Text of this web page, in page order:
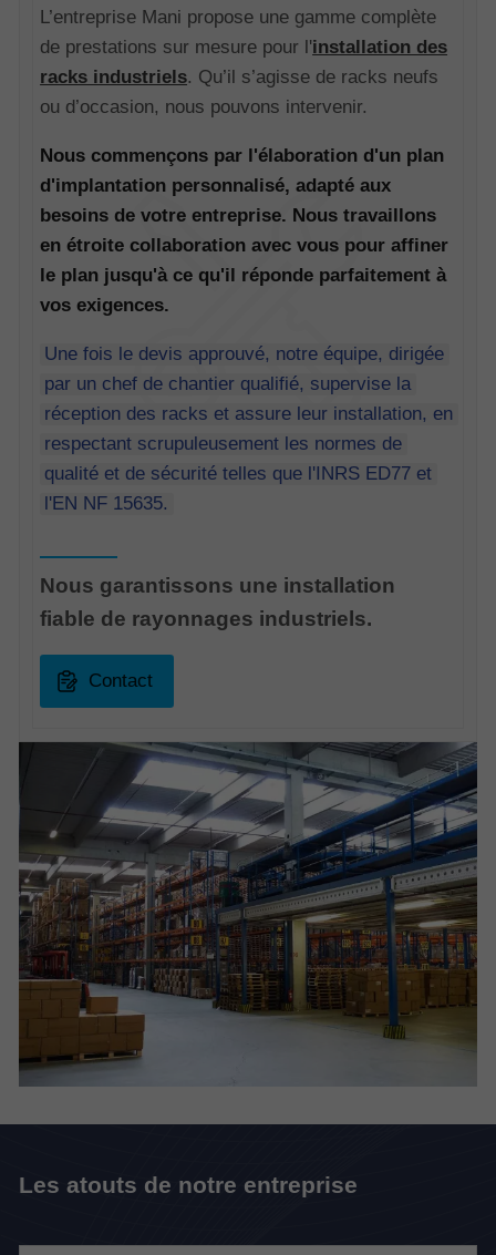
L’entreprise Mani propose une gamme complète
de prestations sur mesure pour l'installation des
racks industriels. Qu’il s’agisse de racks neufs
ou d’occasion, nous pouvons intervenir.
Nous commençons par l'élaboration d'un plan
d'implantation personnalisé, adapté aux
besoins de votre entreprise. Nous travaillons
en étroite collaboration avec vous pour affiner
le plan jusqu'à ce qu'il réponde parfaitement à
vos exigences.
Une fois le devis approuvé, notre équipe, dirigée
par un chef de chantier qualifié, supervise la
réception des racks et assure leur installation, en
respectant scrupuleusement les normes de
qualité et de sécurité telles que l'INRS ED77 et
l'EN NF 15635.
Nous garantissons une installation
fiable de rayonnages industriels.
Contact
Les atouts de notre entreprise